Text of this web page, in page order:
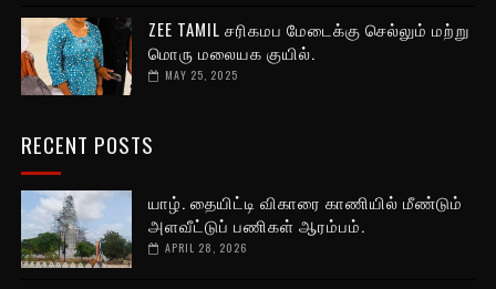
ZEE TAMIL சரிகமப மேடைக்கு செல்லும் மற்று
மொரு மலையக குயில்.
MAY 25, 2025
RECENT POSTS
யாழ். தையிட்டி விகாரை காணியில் மீண்டும்
அளவீட்டுப் பணிகள் ஆரம்பம்.
APRIL 28, 2026